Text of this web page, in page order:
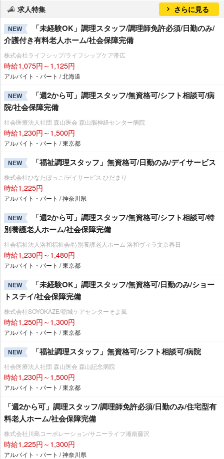
求人特集 さらに見る
NEW
「未経験OK」調理スタッフ/調理師免許必須/日勤のみ/
介護付き有料老人ホーム/社会保障完備
株式会社ライフシップ/ライフシップケア帯広
時給1,075円～1,125円
アルバイト・パート / 北海道
NEW
「週2から可」調理スタッフ/無資格可/シフト相談可/病
院/社会保障完備
社会医療法人社団 森山医会 森山脳神経センター病院
時給1,230円～1,500円
アルバイト・パート / 東京都
NEW 「福祉調理スタッフ」無資格可/日勤のみ/デイサービス
株式会社ひなたぼっこ/デイサービス ひだまり
時給1,225円
アルバイト・パート / 神奈川県
NEW
「週2から可」調理スタッフ/無資格可/シフト相談可/特
別養護老人ホーム/社会保障完備
社会福祉法人洛和福祉会/特別養護老人ホーム 洛和ヴィラ文京春日
時給1,230円～1,480円
アルバイト・パート / 東京都
NEW
「未経験OK」調理スタッフ/無資格可/日勤のみ/ショー
トステイ/社会保障完備
株式会社SOYOKAZE/稲城ケアセンターそよ風
時給1,250円～1,300円
アルバイト・パート / 東京都
NEW 「福祉調理スタッフ」無資格可/シフト相談可/病院
社会医療法人社団 森山医会 森山記念病院
時給1,230円～1,500円
アルバイト・パート / 東京都
「週2から可」調理スタッフ/調理師免許必須/日勤のみ/住宅型有
料老人ホーム/社会保障完備
株式会社川島コーポレーション/サニーライフ湘南藤沢
時給1,225円～1,300円
アルバイト・パート / 神奈川県